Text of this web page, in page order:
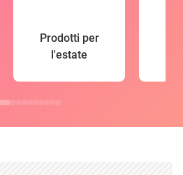
Prodotti per
l'estate